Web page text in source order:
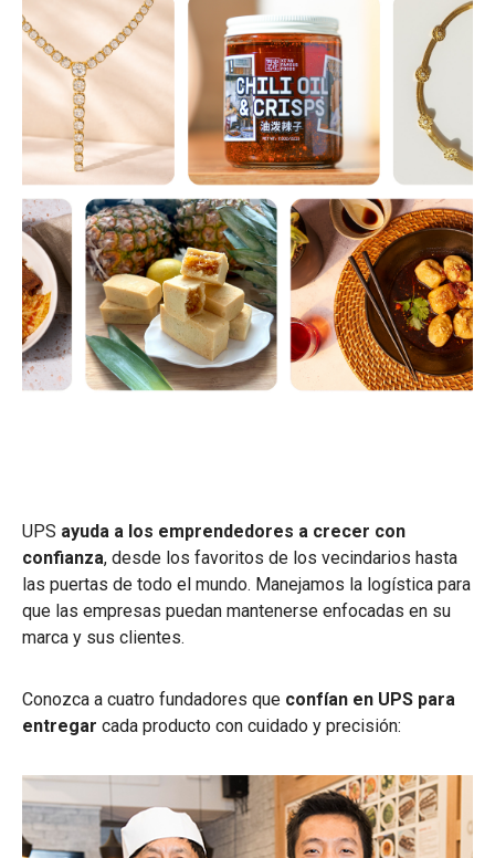
UPS ayuda a los emprendedores a crecer con
confianza, desde los favoritos de los vecindarios hasta
las puertas de todo el mundo. Manejamos la logística para
que las empresas puedan mantenerse enfocadas en su
marca y sus clientes.
Conozca a cuatro fundadores que confían en UPS para
entregar cada producto con cuidado y precisión: